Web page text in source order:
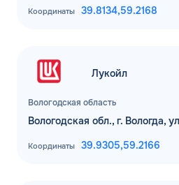
Координаты 39.8134,59.2168
Вологодская область
Лукойл
Вологодская обл., г. Вологда,
Координаты 39.9305,59.2166